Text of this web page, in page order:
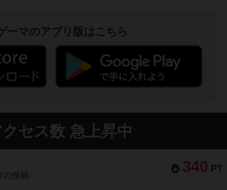
ーマのアプリ版はこちら
クセス数 急上昇中
340 PT
の投稿